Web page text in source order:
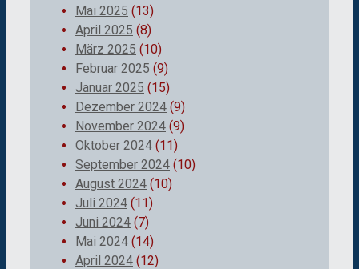
Mai 2025 (13)
April 2025 (8)
März 2025 (10)
Februar 2025 (9)
Januar 2025 (15)
Dezember 2024 (9)
November 2024 (9)
Oktober 2024 (11)
September 2024 (10)
August 2024 (10)
Juli 2024 (11)
Juni 2024 (7)
Mai 2024 (14)
April 2024 (12)